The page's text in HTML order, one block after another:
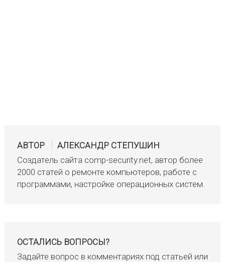
АВТОР
АЛЕКСАНДР СТЕПУШИН
Создатель сайта comp-security.net, автор более
2000 статей о ремонте компьютеров, работе с
программами, настройке операционных систем.
ОСТАЛИСЬ ВОПРОСЫ?
Задайте вопрос в комментариях под статьей или